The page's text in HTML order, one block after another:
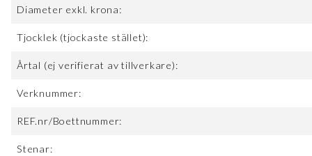
Diameter exkl. krona:
Tjocklek (tjockaste stället):
Årtal (ej verifierat av tillverkare):
Verknummer:
REF.nr/Boettnummer:
Stenar: